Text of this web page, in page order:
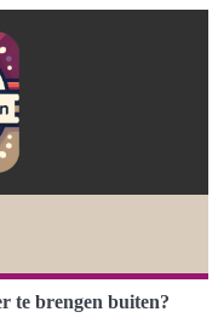
te brengen buiten?